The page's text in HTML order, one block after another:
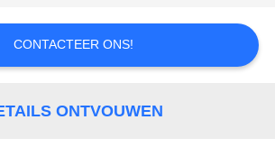
CONTACTEER ONS!
ONTVOUWEN